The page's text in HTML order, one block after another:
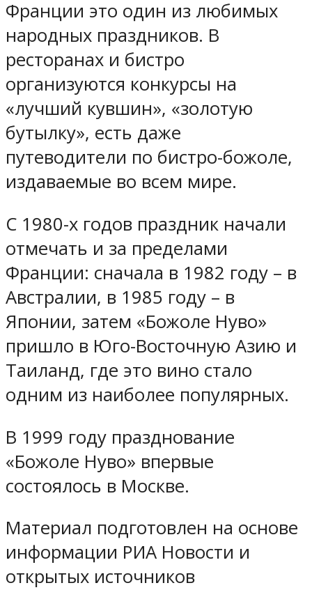
Франции это один из любимых
народных праздников. В
ресторанах и бистро
организуются конкурсы на
«лучший кувшин», «золотую
бутылку», есть даже
путеводители по бистро-божоле,
издаваемые во всем мире.
С 1980-х годов праздник начали
отмечать и за пределами
Франции: сначала в 1982 году – в
Австралии, в 1985 году – в
Японии, затем «Божоле Нуво»
пришло в Юго-Восточную Азию и
Таиланд, где это вино стало
одним из наиболее популярных.
В 1999 году празднование
«Божоле Нуво» впервые
состоялось в Москве.
Материал подготовлен на основе
информации РИА Новости и
открытых источников